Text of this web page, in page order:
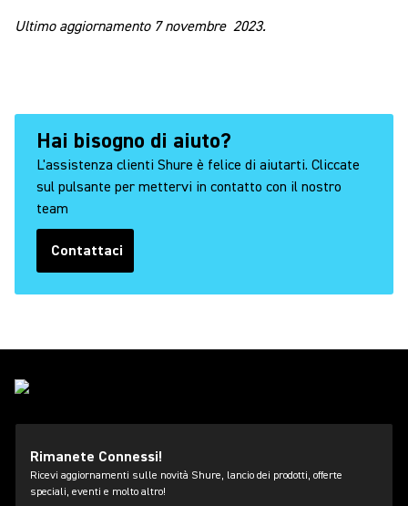
Ultimo aggiornamento 7 novembre 2023.
Hai bisogno di aiuto?
L'assistenza clienti Shure è felice di aiutarti. Cliccate
sul pulsante per mettervi in contatto con il nostro
team
Contattaci
Rimanete Connessi!
Ricevi aggiornamenti sulle novità Shure, lancio dei prodotti, offerte
speciali, eventi e molto altro!